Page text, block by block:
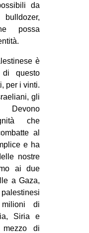
da
possa
è
questo
per i vinti.
gli
Devono
che
al
e ha
nostre
ai due
a Gaza,
di
Siria e
di